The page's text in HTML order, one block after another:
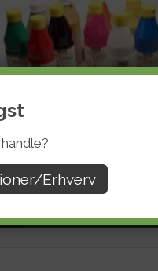
Erhverv
DKK480,00 279,00